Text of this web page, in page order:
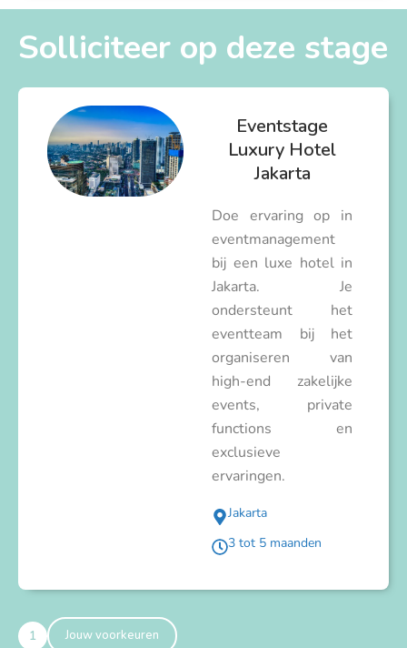
Solliciteer op deze stage
Eventstage
Luxury Hotel
Jakarta
Doe ervaring op in
eventmanagement
bij een luxe hotel in
Jakarta. Je
ondersteunt het
eventteam bij het
organiseren van
high-end zakelijke
events, private
functions en
exclusieve
ervaringen.
Jakarta
3 tot 5 maanden
1 Jouw voorkeuren